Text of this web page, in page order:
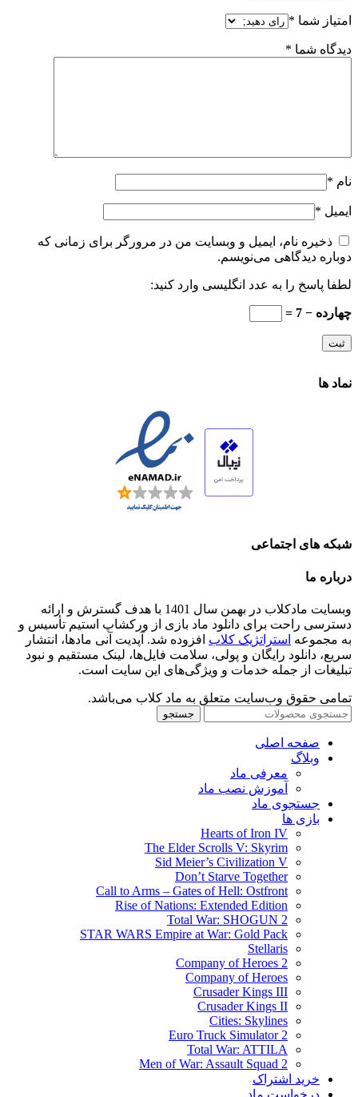
امتیاز شما *
دیدگاه شما *
نام *
ایمیل *
ذخیره نام، ایمیل و وبسایت من در مرورگر برای زمانی که
دوباره دیدگاهی می‌نویسم.
لطفا پاسخ را به عدد انگلیسی وارد کنید:
چهارده − 7 =
نماد ها
شبکه های اجتماعی
درباره ما
وبسایت مادکلاب در بهمن سال 1401 با هدف گسترش و ارائه
دسترسی راحت برای دانلود ماد بازی از ورکشاپ استیم تأسیس و
به مجموعه استراتژیک کلاب افزوده شد. آپدیت آنی مادها، انتشار
سریع، دانلود رایگان و پولی، سلامت فایل‌ها، لینک مستقیم و نبود
تبلیغات از جمله خدمات و ویژگی‌های این سایت است.
تمامی حقوق وب‌سایت متعلق به ماد کلاب می‌باشد.
جستجو
صفحه اصلی
وبلاگ
معرفی ماد
آموزش نصب ماد
جستجوی ماد
بازی ها
Hearts of Iron IV
The Elder Scrolls V: Skyrim
Sid Meier’s Civilization V
Don’t Starve Together
Call to Arms – Gates of Hell: Ostfront
Rise of Nations: Extended Edition
Total War: SHOGUN 2
STAR WARS Empire at War: Gold Pack
Stellaris
Company of Heroes 2
Company of Heroes
Crusader Kings III
Crusader Kings II
Cities: Skylines
Euro Truck Simulator 2
Total War: ATTILA
Men of War: Assault Squad 2
خرید اشتراک
درخواست ماد